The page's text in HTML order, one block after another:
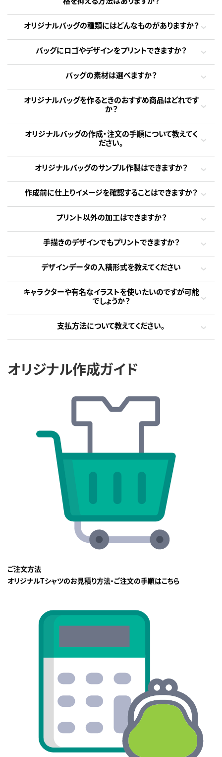
オリジナルバッグの種類にはどんなものがありますか？
バッグにロゴやデザインをプリントできますか？
バッグの素材は選べますか？
オリジナルバッグを作るときのおすすめ商品はどれです
か？
オリジナルバッグの作成・注文の手順について教えてく
ださい。
オリジナルバッグのサンプル作製はできますか？
作成前に仕上りイメージを確認することはできますか？
プリント以外の加工はできますか？
手描きのデザインでもプリントできますか？
デザインデータの入稿形式を教えてください
キャラクターや有名なイラストを使いたいのですが可能
でしょうか？
支払方法について教えてください。
オリジナル作成ガイド
ご注文方法
オリジナルTシャツのお見積り方法・ご注文の手順はこちら